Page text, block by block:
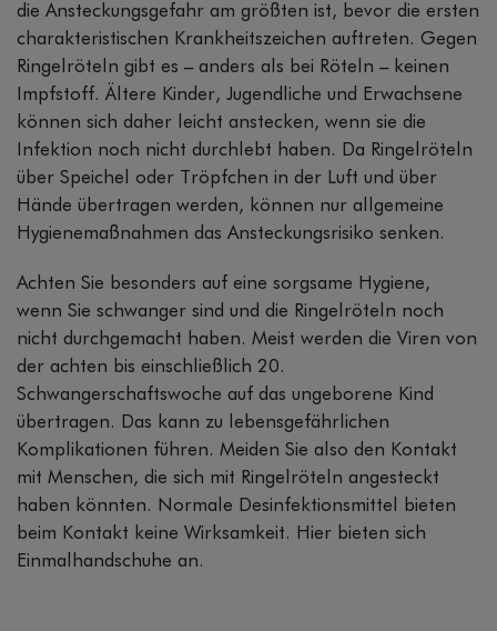
die Ansteckungsgefahr am größten ist, bevor die ersten
charakteristischen Krankheitszeichen auftreten. Gegen
Ringelröteln gibt es – anders als bei Röteln – keinen
Impfstoff. Ältere Kinder, Jugendliche und Erwachsene
können sich daher leicht anstecken, wenn sie die
Infektion noch nicht durchlebt haben. Da Ringelröteln
über Speichel oder Tröpfchen in der Luft und über
Hände übertragen werden, können nur allgemeine
Hygienemaßnahmen das Ansteckungsrisiko senken.
Achten Sie besonders auf eine sorgsame Hygiene,
wenn Sie schwanger sind und die Ringelröteln noch
nicht durchgemacht haben. Meist werden die Viren von
der achten bis einschließlich 20.
Schwangerschaftswoche auf das ungeborene Kind
übertragen. Das kann zu lebensgefährlichen
Komplikationen führen. Meiden Sie also den Kontakt
mit Menschen, die sich mit Ringelröteln angesteckt
haben könnten. Normale Desinfektionsmittel bieten
beim Kontakt keine Wirksamkeit. Hier bieten sich
Einmalhandschuhe an.